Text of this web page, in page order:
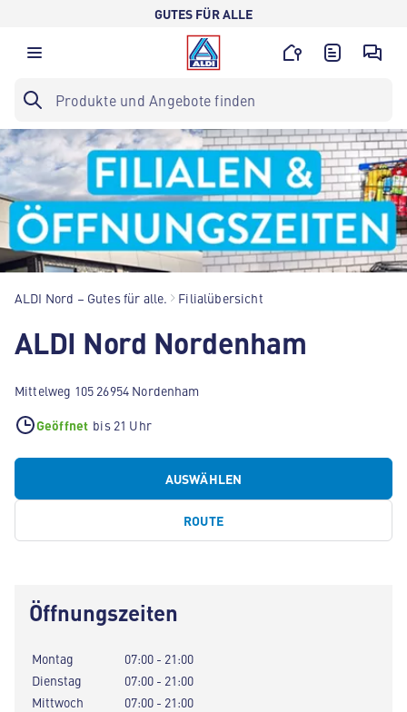
GUTES FÜR ALLE
ALDI Nord – Gutes für alle. Filialübersicht
ALDI Nord Nordenham
Mittelweg 105 26954 Nordenham
Geöffnet bis 21 Uhr
AUSWÄHLEN
ROUTE
Öffnungszeiten
Montag
07:00 - 21:00
Dienstag
07:00 - 21:00
Mittwoch
07:00 - 21:00